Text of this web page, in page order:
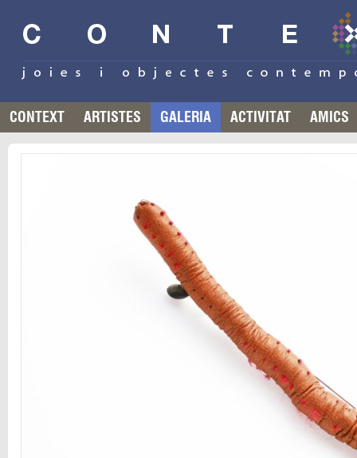
CONTEXT ARTISTES GALERIA ACTIVITAT AMICS